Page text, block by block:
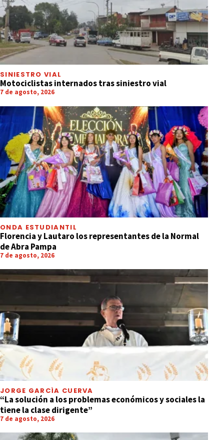
SINIESTRO VIAL
Motociclistas internados tras siniestro vial
7 de agosto, 2026
ONDA ESTUDIANTIL
Florencia y Lautaro los representantes de la Normal
de Abra Pampa
7 de agosto, 2026
JORGE GARCÍA CUERVA
“La solución a los problemas económicos y sociales la
tiene la clase dirigente”
7 de agosto, 2026